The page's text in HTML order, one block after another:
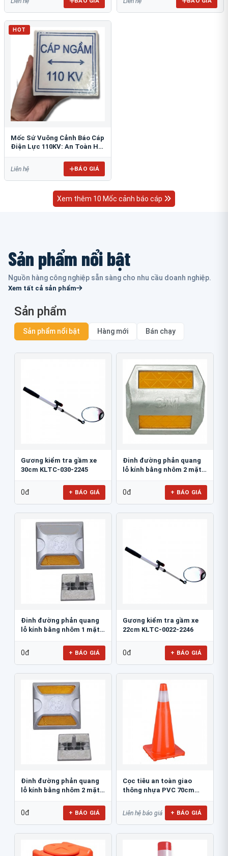
HOT
Mốc Sứ Vuông Cảnh Báo Cáp
Điện Lực 110KV: An Toàn Hệ
Liên hệ BÁO GIÁ
Xem thêm 10 Mốc cảnh báo cáp
Sản phẩm nổi bật
Nguồn hàng công nghiệp sẵn sàng cho nhu cầu doanh nghiệp.
Xem tất cả sản phẩm
Sản phẩm
Sản phẩm nổi bật Hàng mới Bán chạy
Gương kiểm tra gầm xe
30cm KLTC-030-2245
0đ + BÁO GIÁ
Đinh đường phản quang
lỗ kính bằng nhôm 2 mặt
0đ + BÁO GIÁ
Đinh đường phản quang
lỗ kính bằng nhôm 1 mặt
0đ + BÁO GIÁ
Gương kiểm tra gầm xe
22cm KLTC-0022-2246
0đ + BÁO GIÁ
Đinh đường phản quang
lỗ kính bằng nhôm 2 mặt
0đ + BÁO GIÁ
Cọc tiêu an toàn giao
thông nhựa PVC 70cm
Liên hệ báo giá + BÁO GIÁ